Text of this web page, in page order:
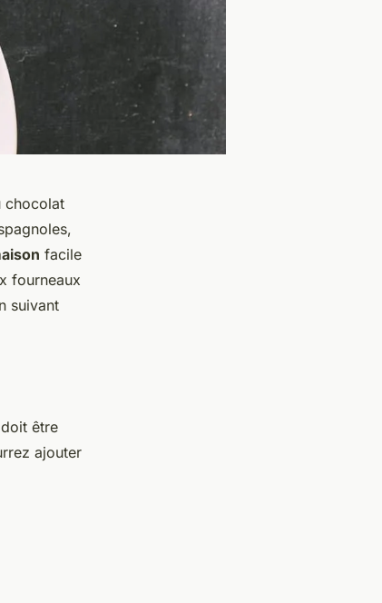
chocolat
facile
fourneaux
suivant
être
ajouter